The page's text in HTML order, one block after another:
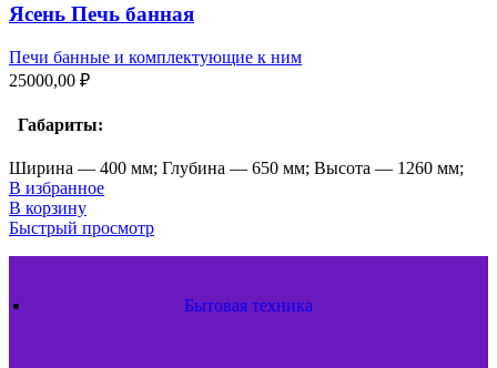
Ясень Печь банная
Печи банные и комплектующие к ним
25000,00 ₽
Габариты:
Ширина — 400 мм; Глубина — 650 мм; Высота — 1260 мм;
В избранное
В корзину
Быстрый просмотр
Бытовая техника